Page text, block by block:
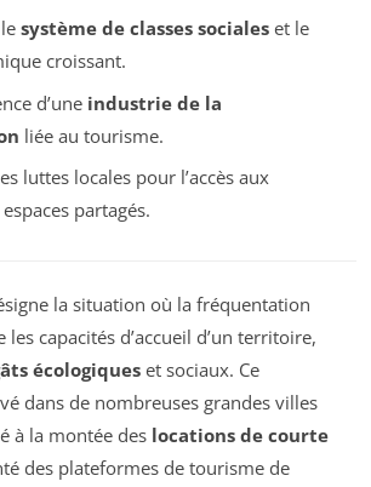
système de classes socialeset le
croissant.
d’une industrie de la
liée au tourisme.
luttes locales pour l’accès aux
partagés.
la situation où la fréquentation
capacités d’accueil d’un territoire,
écologiques et sociaux. Ce
dans de nombreuses grandes villes
à la montée des locations de courte
des plateformes de tourisme de